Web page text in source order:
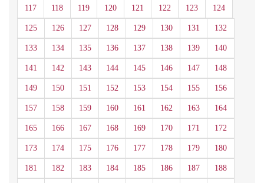
117 118 119 120 121 122 123 124
125 126 127 128 129 130 131 132
133 134 135 136 137 138 139 140
141 142 143 144 145 146 147 148
149 150 151 152 153 154 155 156
157 158 159 160 161 162 163 164
165 166 167 168 169 170 171 172
173 174 175 176 177 178 179 180
181 182 183 184 185 186 187 188